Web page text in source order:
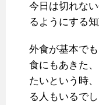
今日は切れな
るようにする
外食が基本で
食にもあきた
たいという時
る人もいるでし